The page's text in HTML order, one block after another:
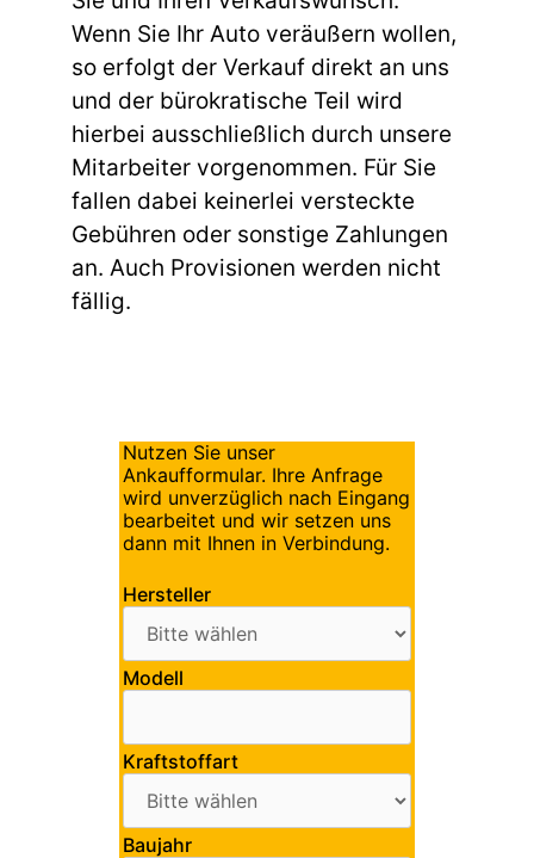
Wenn Sie Ihr Auto veräußern wollen,
so erfolgt der Verkauf direkt an uns
und der bürokratische Teil wird
hierbei ausschließlich durch unsere
Mitarbeiter vorgenommen. Für Sie
fallen dabei keinerlei versteckte
Gebühren oder sonstige Zahlungen
an. Auch Provisionen werden nicht
fällig.
Nutzen Sie unser
Ankaufformular. Ihre Anfrage
wird unverzüglich nach Eingang
bearbeitet und wir setzen uns
dann mit Ihnen in Verbindung.
Hersteller
Modell
Kraftstoffart
Baujahr